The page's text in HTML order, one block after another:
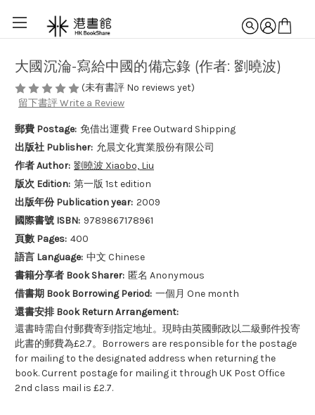
大國沉淪-寫給中國的備忘錄 (作者: 劉曉波)
(未有書評 No reviews yet)
留下書評 Write a Review
郵費 Postage: 免借出運費 Free Outward Shipping
出版社 Publisher: 允晨文化實業股份有限公司
作者 Author: 劉曉波 Xiaobo, Liu
版次 Edition: 第一版 1st edition
出版年份 Publication year: 2009
國際書號 ISBN: 9789867178961
頁數 Pages: 400
語言 Language: 中文 Chinese
書籍分享者 Book Sharer: 匿名 Anonymous
借書期 Book Borrowing Period: 一個月 One month
還書安排 Book Return Arrangement:
還書時需自付郵費寄到指定地址。現時由英國郵政以二級郵件投寄
此書的郵費為£2.7。Borrowers are responsible for the postage
for mailing to the designated address when returning the
book. Current postage for mailing it through UK Post Office
2nd class mail is £2.7.